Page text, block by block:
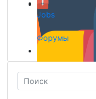
Jobs
Форумы